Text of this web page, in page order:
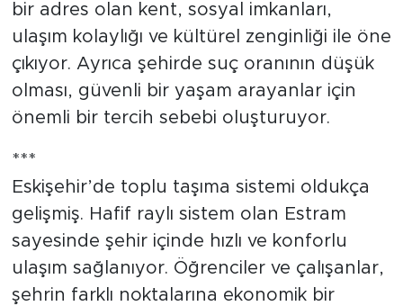
bir adres olan kent, sosyal imkanları,
ulaşım kolaylığı ve kültürel zenginliği ile öne
çıkıyor. Ayrıca şehirde suç oranının düşük
olması, güvenli bir yaşam arayanlar için
önemli bir tercih sebebi oluşturuyor.
***
Eskişehir’de toplu taşıma sistemi oldukça
gelişmiş. Hafif raylı sistem olan Estram
sayesinde şehir içinde hızlı ve konforlu
ulaşım sağlanıyor. Öğrenciler ve çalışanlar,
şehrin farklı noktalarına ekonomik bir
Foto Şaka
Teknoloji